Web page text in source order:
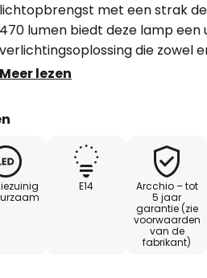
lichtopbrengst met een strak
470 lumen biedt deze lamp een
verlichtingsoplossing die zowel
aangename sfeer in de ruimte
gebied van verlichtingskwaliteit.
- Vervanging voor 40 W
Meer lezen
E14
Arcchio – tot
5 jaar
garantie (zie
voorwaarden
van de
fabrikant)